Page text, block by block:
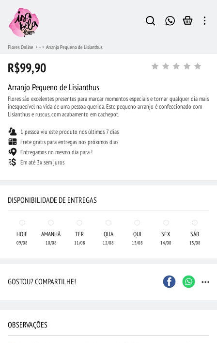
Flores Online - Arranjo Pequeno de Lisianthus
R$99,90
Arranjo Pequeno de Lisianthus
Flores são excelentes presentes para marcar momentos especiais e tornar qualquer dia mais
inesquecível na vida de uma pessoa querida. Este pequeno arranjo é confeccionado com
Lisianthus e ruscus, com acabamento em cachepot.
1 pessoa viu este produto nos últimos 7 dias
Frete grátis para entregas nos próximos dias
Entregamos no mesmo dia para !
Em até 3x sem juros
DISPONIBILIDADE DE ENTREGAS
HOJE
09/08
AMANHÃ
10/08
TER
11/08
QUA
12/08
QUI
13/08
SEX
14/08
SÁB
15/08
GOSTOU? COMPARTILHE! ...
OBSERVAÇÕES